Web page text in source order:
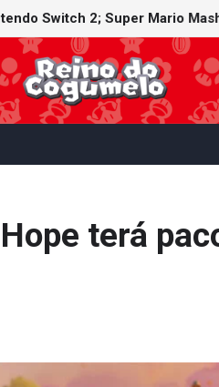
ícones retrô de Mario Paint
terá